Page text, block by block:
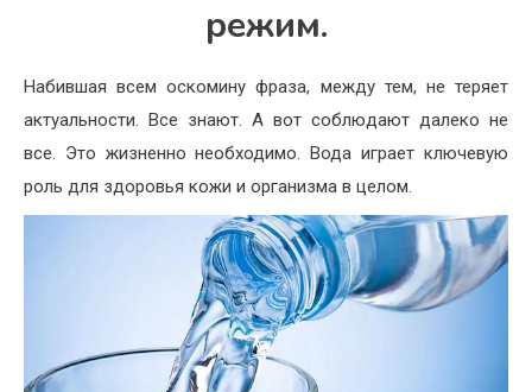
режим.
Набившая всем оскомину фраза, между тем, не теряет
актуальности. Все знают. А вот соблюдают далеко не
все. Это жизненно необходимо. Вода играет ключевую
роль для здоровья кожи и организма в целом.